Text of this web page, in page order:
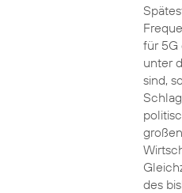
für 5G
unter
sind,
des